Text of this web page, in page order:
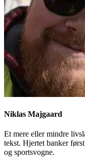
Niklas Majgaard
Et mere eller mindre
tekst. Hjertet banker
og sportsvogne.